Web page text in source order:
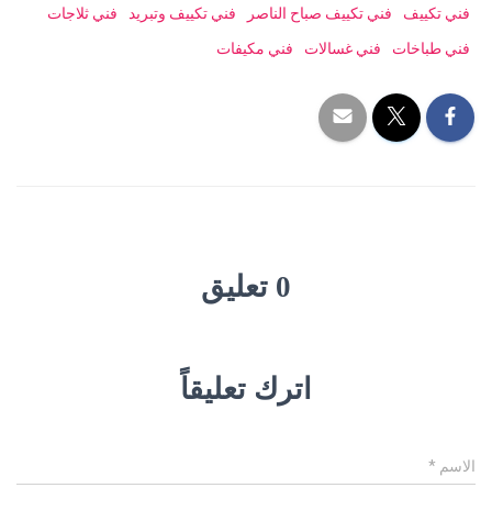
فني تكييف
فني تكييف صباح الناصر فني تكييف وتبريد
فني ثلاجات
فني طباخات
فني غسالات فني مكيفات
0 تعليق
اترك تعليقاً
الاسم *